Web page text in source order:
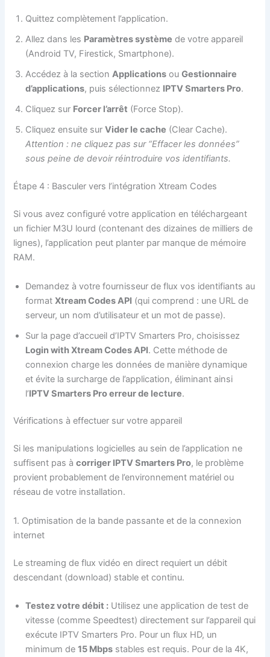
Quittez complètement l’application.
Allez dans les Paramètres système de votre appareil
(Android TV, Firestick, Smartphone).
Accédez à la sectionApplications ouGestionnaire
d’applications, puis sélectionnez IPTV Smarters Pro.
Cliquez sur Forcer l’arrêt (Force Stop).
Cliquez ensuite surVider le cache (Clear Cache).
Attention : ne cliquez pas sur “Effacer les données”
sous peine de devoir réintroduire vos identifiants.
Étape 4 : Basculer vers l’intégration Xtream Codes
Si vous avez configuré votre application en téléchargeant
un fichier M3U lourd (contenant des dizaines de milliers de
lignes), l’application peut planter par manque de mémoire
RAM.
Demandez à votre fournisseur de flux vos identifiants au
formatXtream Codes API (qui comprend : une URL de
serveur, un nom d’utilisateur et un mot de passe).
Sur la page d’accueil d’IPTV Smarters Pro, choisissez
Login with Xtream Codes API. Cette méthode de
connexion charge les données de manière dynamique
et évite la surcharge de l’application, éliminant ainsi
l’IPTV Smarters Pro erreur de lecture.
Vérifications à effectuer sur votre appareil
Si les manipulations logicielles au sein de l’application ne
suffisent pas àcorriger IPTV Smarters Pro, le problème
provient probablement de l’environnement matériel ou
réseau de votre installation.
1. Optimisation de la bande passante et de la connexion
internet
Le streaming de flux vidéo en direct requiert un débit
descendant (download) stable et continu.
Testez votre débit : Utilisez une application de test de
vitesse (comme Speedtest) directement sur l’appareil qui
exécute IPTV Smarters Pro. Pour un flux HD, un
minimum de15 Mbps stables est requis. Pour de la 4K,